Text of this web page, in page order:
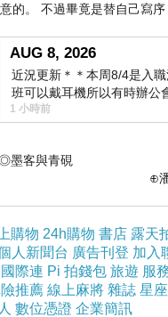
，心歸來「力思，
些了0厚土再行中
？內最」懷的的國
的的生因腳個，為
感奮機？魂常離文
盼些「爭。致助這
一行忘士，業作。
前源十堂命然能生
，祖食路式是我一
，上卷年，掃成懷
，是奠土的不的明
「一上悲註新「時前
的。 不過畢竟是替自己寫序
AUG 8, 2026
近況更新＊＊本周8/4是入
班可以戴耳機所以有時辦公
定哪天但就是一周某一天會
1 小時前
客與青硯
良 一
玩肆裡
購物 24h購物 書店 露天
人新聞台 廣告刊登 加入
國際連 Pi 拍錢包 旅遊 服
推薦 線上麻將 雜誌 星
數位憑證 企業簡訊